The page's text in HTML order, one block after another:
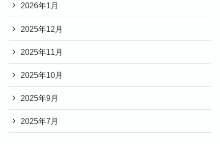
2026年1月
2025年12月
2025年11月
2025年10月
2025年9月
2025年7月